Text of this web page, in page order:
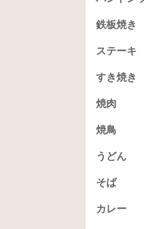
鉄板焼き
ステーキ
すき焼き
焼肉
焼鳥
うどん
そば
カレー